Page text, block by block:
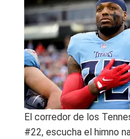
El corredor de los
#22, escucha el himno